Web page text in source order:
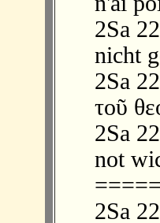
2Sa
nicht
2Sa
τοῦ
2Sa
not
2Sa